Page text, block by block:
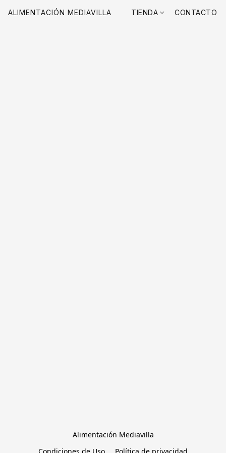
ALIMENTACIÓN MEDIAVILLA TIENDA CONTACTO
Alimentación Mediavilla